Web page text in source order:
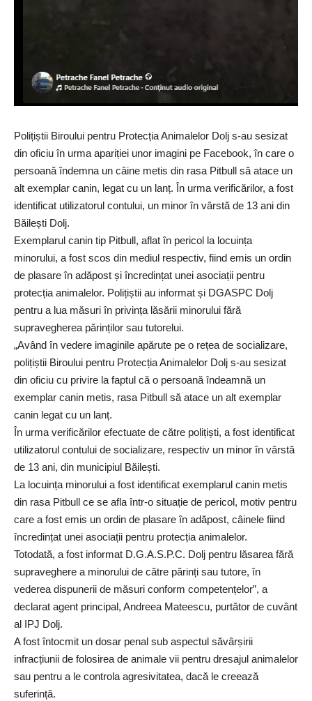
Polițiștii Biroului pentru Protecția Animalelor Dolj s-au sesizat
din oficiu în urma apariției unor imagini pe Facebook, în care o
persoană îndemna un câine metis din rasa Pitbull să atace un
alt exemplar canin, legat cu un lanț. În urma verificărilor, a fost
identificat utilizatorul contului, un minor în vârstă de 13 ani din
Băilești Dolj.
Exemplarul canin tip Pitbull, aflat în pericol la locuința
minorului, a fost scos din mediul respectiv, fiind emis un ordin
de plasare în adăpost și încredințat unei asociații pentru
protecția animalelor. Polițiștii au informat și DGASPC Dolj
pentru a lua măsuri în privința lăsării minorului fără
supravegherea părinților sau tutorelui.
„Având în vedere imaginile apărute pe o rețea de socializare,
polițiștii Biroului pentru Protecția Animalelor Dolj s-au sesizat
din oficiu cu privire la faptul că o persoană îndeamnă un
exemplar canin metis, rasa Pitbull să atace un alt exemplar
canin legat cu un lanț.
În urma verificărilor efectuate de către polițiști, a fost identificat
utilizatorul contului de socializare, respectiv un minor în vârstă
de 13 ani, din municipiul Băilești.
La locuința minorului a fost identificat exemplarul canin metis
din rasa Pitbull ce se afla într-o situație de pericol, motiv pentru
care a fost emis un ordin de plasare în adăpost, câinele fiind
încredințat unei asociații pentru protecția animalelor.
Totodată, a fost informat D.G.A.S.P.C. Dolj pentru lăsarea fără
supraveghere a minorului de către părinți sau tutore, în
vederea dispunerii de măsuri conform competențelor”, a
declarat agent principal, Andreea Mateescu, purtător de cuvânt
al IPJ Dolj.
A fost întocmit un dosar penal sub aspectul săvârșirii
infracțiunii de folosirea de animale vii pentru dresajul animalelor
sau pentru a le controla agresivitatea, dacă le creează
suferință.